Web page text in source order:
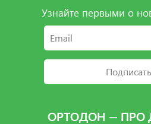
Узнайте первыми о
ОРТОДОН — ПРО